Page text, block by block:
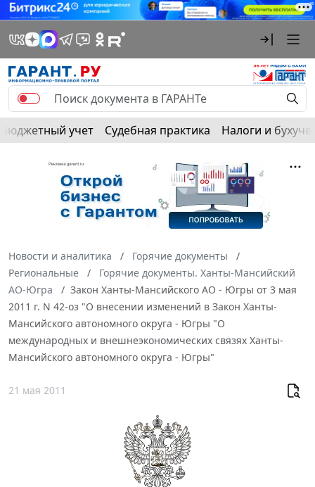
Бюджетный учет Судебная практика Налоги и
Новости и аналитика
Горячие документы
Региональные
Горячие документы. Ханты-Мансийский
АО-Югра
Закон Ханты-Мансийского АО - Югры от 3 мая
2011 г. N 42-оз "О внесении изменений в Закон Ханты-
Мансийского автономного округа - Югры "О
международных и внешнеэкономических связях Ханты-
Мансийского автономного округа - Югры"
21 мая 2011